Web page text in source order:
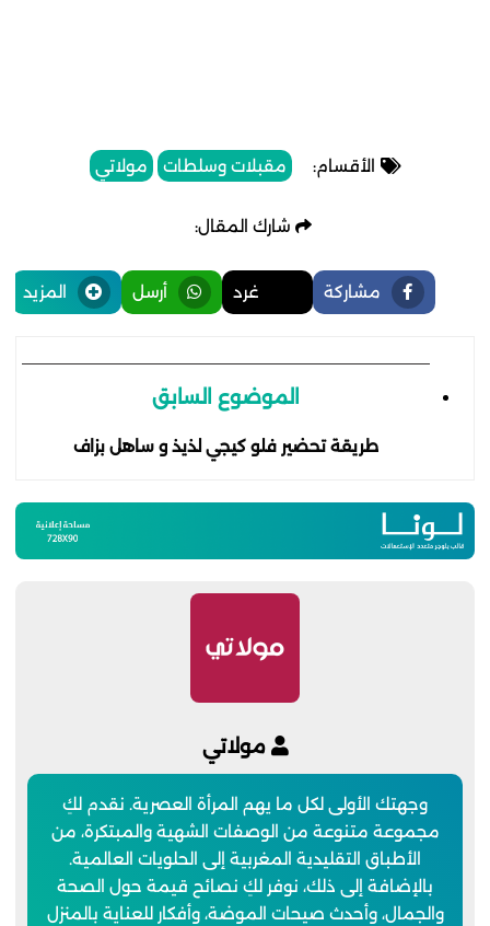
الأقسام: مقبلات وسلطات مولاتي
شارك المقال:
مشاركة غرد أرسل المزيد
الموضوع السابق
طريقة تحضير فلو كيجي لذيذ و ساهل بزاف
مولاتي
وجهتك الأولى لكل ما يهم المرأة العصرية. نقدم لكِ
مجموعة متنوعة من الوصفات الشهية والمبتكرة، من
الأطباق التقليدية المغربية إلى الحلويات العالمية.
بالإضافة إلى ذلك، نوفر لكِ نصائح قيمة حول الصحة
والجمال، وأحدث صيحات الموضة، وأفكار للعناية بالمنزل